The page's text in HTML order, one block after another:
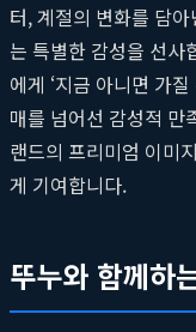
터, 계절의 변화를 담
는 특별한 감성을 선사
에게 ‘지금 아니면 가
매를 넘어선 감성적 만
랜드의 프리미엄 이미
게 기여합니다.
뚜누와 함께하